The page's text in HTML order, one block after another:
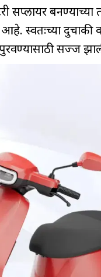
सप्लायर
स्वतःच्या दुचाकी
सज्ज